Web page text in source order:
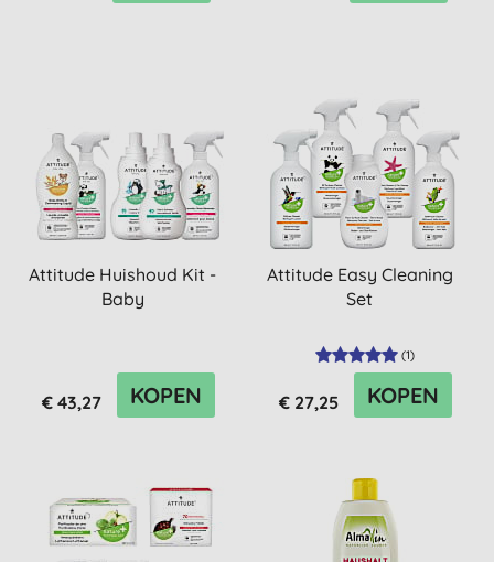
Attitude Huishoud Kit -
Baby
€ 43,27 KOPEN
Attitude Easy Cleaning
Set
(1)
€ 27,25 KOPEN